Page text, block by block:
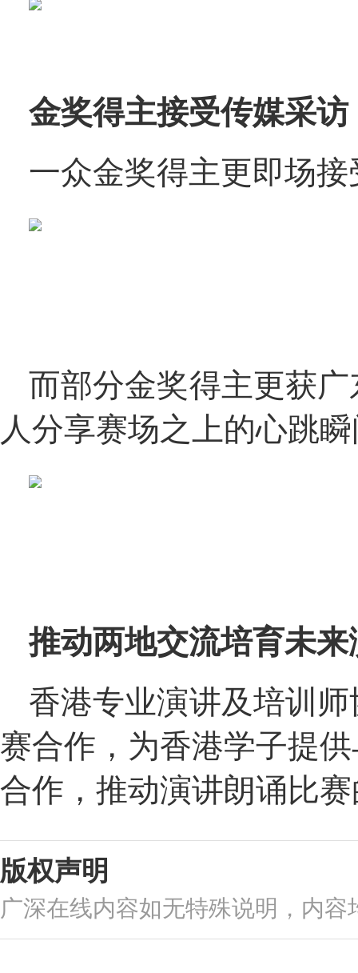
金奖得主接受传媒采访
一众金奖得主更即场
而部分金奖得主更获
人分享赛场之上的心跳
推动两地交流培育未
香港专业演讲及培训
赛合作，为香港学子提
合作，推动演讲朗诵比
版权声明
广深在线内容如无特殊说明，内